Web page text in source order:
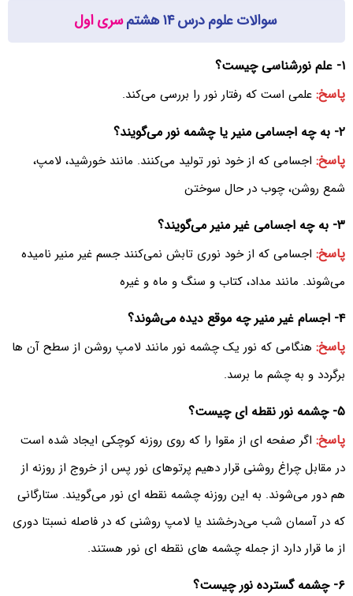
سوالات علوم درس ۱۴ هشتم سری اول
۱- علم نورشناسی چیست؟
پاسخ: علمی است که رفتار نور را بررسی می‌کند.
۲- به چه اجسامی منیر یا چشمه نور می‌گویند؟
پاسخ: اجسامی که از خود نور تولید می‌کنند. مانند خورشید، لامپ،
شمع روشن، چوب در حال سوختن
۳- به چه اجسامی غیر منیر می‌گویند؟
پاسخ: اجسامی که از خود نوری تابش نمی‌کنند جسم غیر منیر نامیده
می‌شوند. مانند مداد، کتاب و سنگ و ماه و غیره
۴- اجسام غیر منیر چه موقع دیده می‌شوند؟
پاسخ: هنگامی که نور یک چشمه نور مانند لامپ روشن از سطح آن ها
برگردد و به چشم ما برسد.
۵- چشمه نور نقطه ای چیست؟
پاسخ: اگر صفحه ای از مقوا را که روی روزنه کوچکی ایجاد شده است
در مقابل چراغ روشنی قرار دهیم پرتوهای نور پس از خروج از روزنه از
هم دور می‌شوند. به این روزنه چشمه نقطه ای نور می‌گویند. ستارگانی
که در آسمان شب می‌درخشند یا لامپ روشنی که در فاصله نسبتا دوری
از ما قرار دارد از جمله چشمه های نقطه ای نور هستند.
۶- چشمه گسترده نور چیست؟